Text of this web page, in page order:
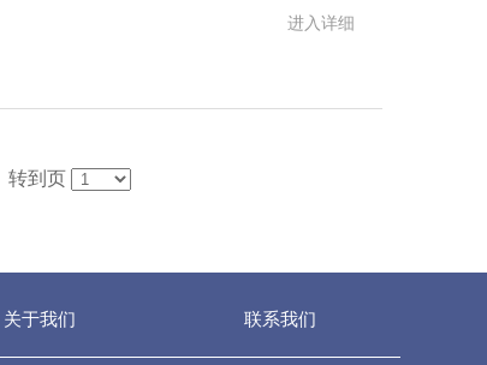
进入详细
转到页
关于我们 联系我们